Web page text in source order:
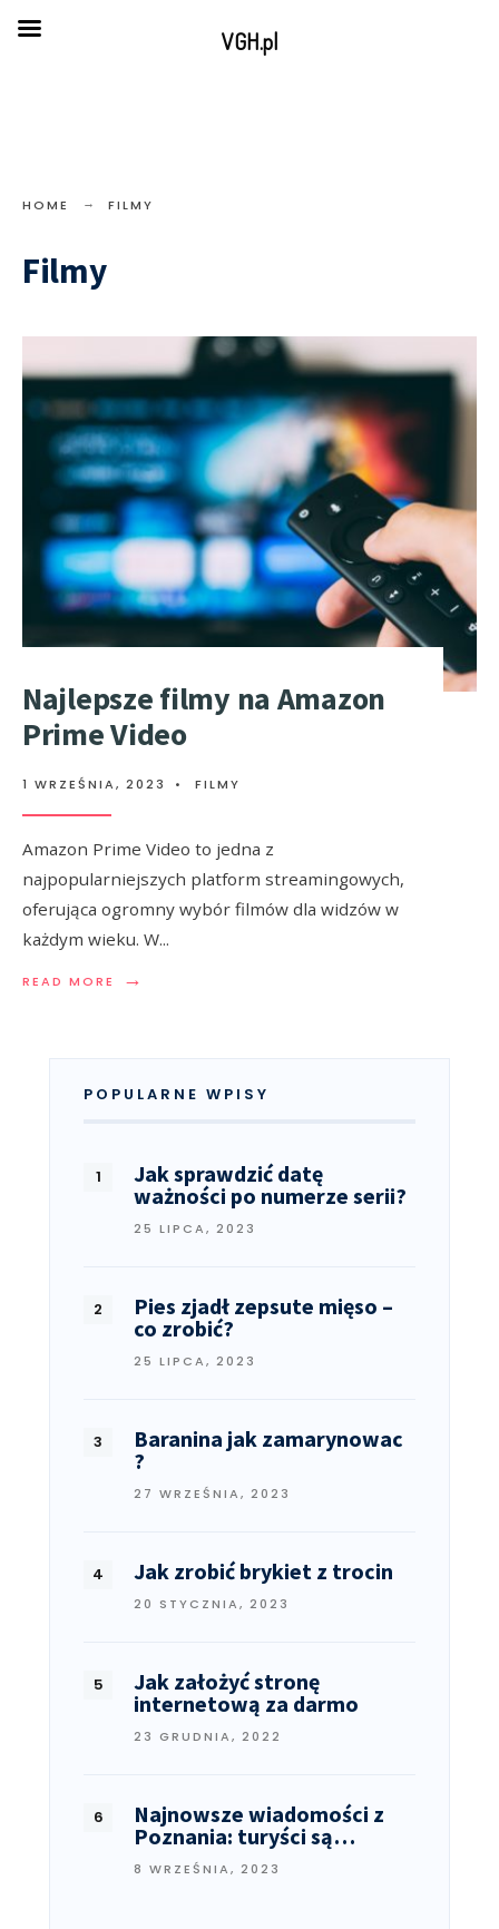
HOME FILMY
Filmy
Najlepsze filmy na Amazon
Prime Video
1 WRZEŚNIA, 2023 • FILMY
Amazon Prime Video to jedna z
najpopularniejszych platform streamingowych,
oferująca ogromny wybór filmów dla widzów w
każdym wieku. W...
READ MORE →
POPULARNE WPISY
Jak sprawdzić datę
ważności po numerze serii?
25 LIPCA, 2023
Pies zjadł zepsute mięso –
co zrobić?
25 LIPCA, 2023
Baranina jak zamarynowac
?
27 WRZEŚNIA, 2023
Jak zrobić brykiet z trocin
20 STYCZNIA, 2023
Jak założyć stronę
internetową za darmo
23 GRUDNIA, 2022
Najnowsze wiadomości z
Poznania: turyści są…
8 WRZEŚNIA, 2023
VGH.pl